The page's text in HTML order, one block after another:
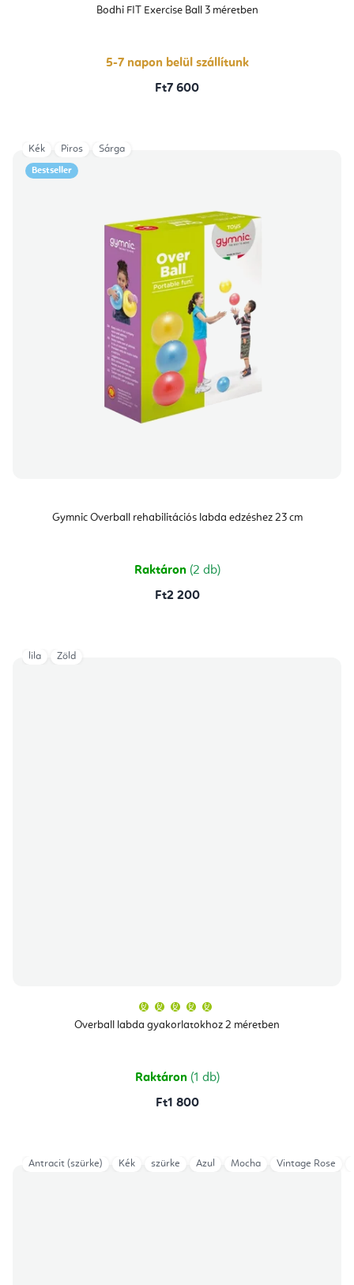
Bodhi FIT Exercise Ball 3 méretben
átlagos
értékelése
csillag.
5-7 napon belül szállítunk
Ft7 600
Bestseller
Gymnic Overball rehabilitációs labda edzéshez 23 cm
Raktáron (2 db)
Ft2 200
Kék Piros Sárga
Overball labda gyakorlatokhoz 2 méretben
átlagos
értékelése
csillag.
Raktáron (1 db)
Ft1 800
lila Zöld
Antracit (szürke) Kék szürke Azul Mocha Vintage Rose